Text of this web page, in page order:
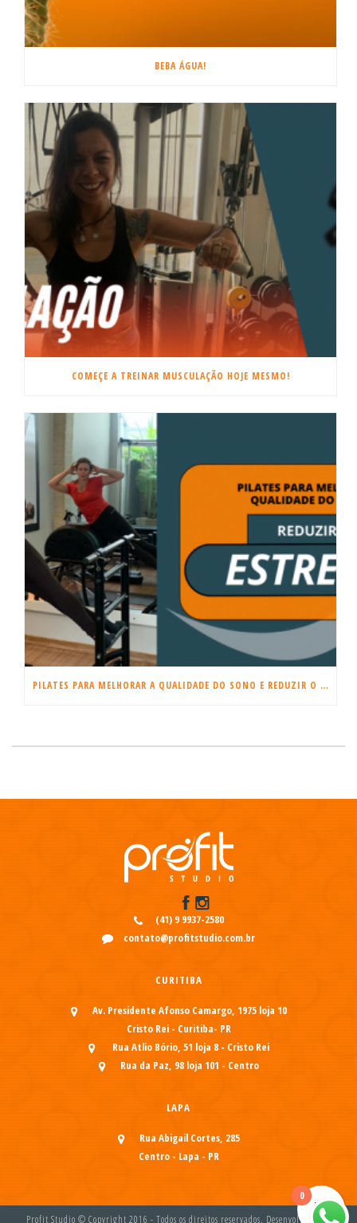
BEBA ÁGUA!
COMEÇE A TREINAR MUSCULAÇÃO HOJE MESMO!
PILATES PARA MELHORAR A QUALIDADE DO SONO E REDUZIR O ESTRESSE
(41) 9 9937-2580
contato@profitstudio.com.br
CURITIBA
Av. Presidente Afonso Camargo, 1975 loja 10
Cristo Rei - Curitiba- PR
Rua Atlio Bório, 51 loja 8 - Cristo Rei
Rua da Paz, 98 loja 101 - Centro
LAPA
Rua Abigail Cortes, 285
Centro - Lapa - PR
Profit Studio © Copyright 2016 - Todos os direitos reservados. Desenvolvido por
0